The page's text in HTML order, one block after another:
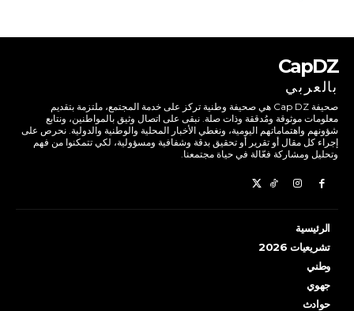
CapDZ
بالعربي
صحيفة Cap DZ هي صحيفة وطنية تركز على خدمة المجتمع، ملتزمة بتقديم
معلومات موثوقة ومُدققة وذات صلة. نبقى على اتصال وثيق بالمواطنين، ونتابع
شؤونهم واهتماماتهم اليومية، ونغطي الأخبار المحلية والوطنية والدولية. نحرص على
إجراء كل مقال أو تقرير أو تحقيق بدقة وشفافية ومسؤولية، لكي تتمكنوا من فهم
وتحليل ومشاركة فعّالة في حياة مجتمعنا.
الرئيسية
تشريعيات 2026
وطني
جهوي
حوادث